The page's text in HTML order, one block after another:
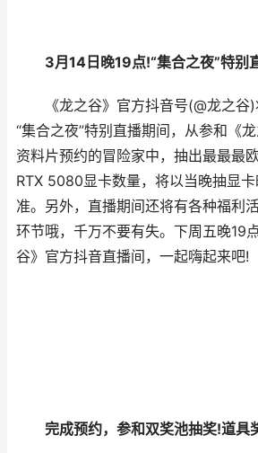
3月14日晚19点!“集合之夜”特别
《龙之谷》官方抖音号(@龙之谷)
“集合之夜”特别直播期间，从参和《
资料片预约的冒险家中，抽出最最最
RTX 5080显卡数量，将以当晚抽显
准。另外，直播期间还将有各种福利
环节哦，千万不要有失。下周五晚19
谷》官方抖音直播间，一起嗨起来吧!
完成预约，参和双奖池抽奖!道具